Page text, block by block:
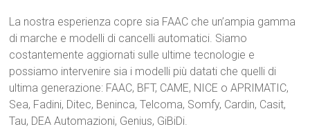
La nostra esperienza copre sia FAAC che un’ampia gamma
di marche e modelli di cancelli automatici. Siamo
costantemente aggiornati sulle ultime tecnologie e
possiamo intervenire sia i modelli più datati che quelli di
ultima generazione: FAAC, BFT, CAME, NICE o APRIMATIC,
Sea, Fadini, Ditec, Beninca, Telcoma, Somfy, Cardin, Casit,
Tau, DEA Automazioni, Genius, GiBiDi.